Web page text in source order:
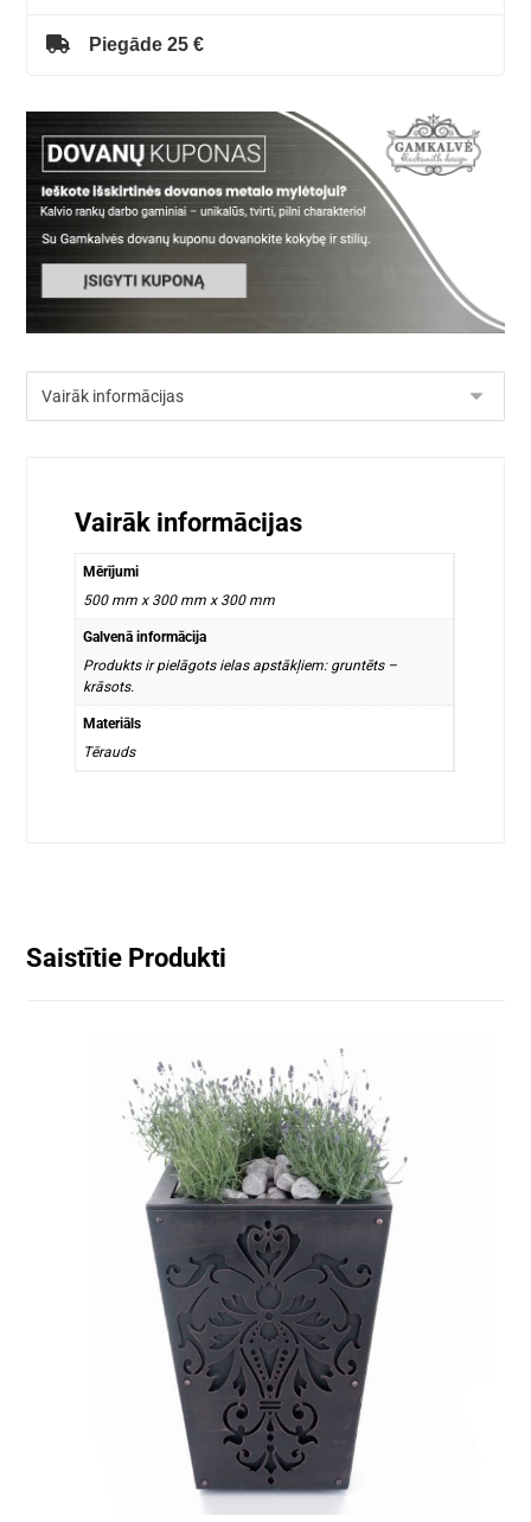
Piegāde 25 €
Vairāk informācijas
Mērījumi
500 mm x 300 mm x 300 mm
Galvenā informācija
Produkts ir pielāgots ielas apstākļiem: gruntēts –
krāsots.
Materiāls
Tērauds
Saistītie Produkti